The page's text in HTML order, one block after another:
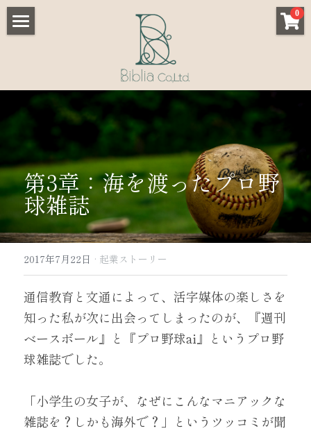
0
- 学校/教育機関向け
- 小規模事業者向け
- 協会/スクール向け
Customer reviews
Works
Store
Academy
Blog
About us
Contact
login
第3章：海を渡ったプロ野
球雑誌
2017年7月22日 · 起業ストーリー
通信教育と文通によって、活字媒体の楽しさを
知った私が次に出会ってしまったのが、『週刊
ベースボール』と『プロ野球ai』というプロ野
球雑誌でした。
「小学生の女子が、なぜにこんなマニアックな
雑誌を？しかも海外で？」というツッコミが聞
×
ストアカテゴリー
すべてのカテゴリー